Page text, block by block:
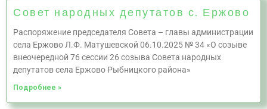
Совет народных депутатов с. Ержово
Распоряжение председателя Совета – главы администрации
села Ержово Л.Ф. Матушевской 06.10.2025 № 34 «О созыве
внеочередной 76 сессии 26 созыва Совета народных
депутатов села Ержово Рыбницкого района»
Подробнее »